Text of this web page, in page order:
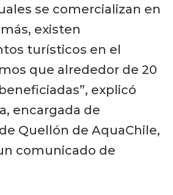
se comercializan en
existen
turísticos en el
que alrededor de 20
explicó
encargada de
Quellón de AquaChile,
comunicado de